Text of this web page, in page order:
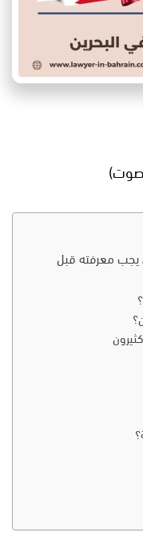
يجب معرفته قبل